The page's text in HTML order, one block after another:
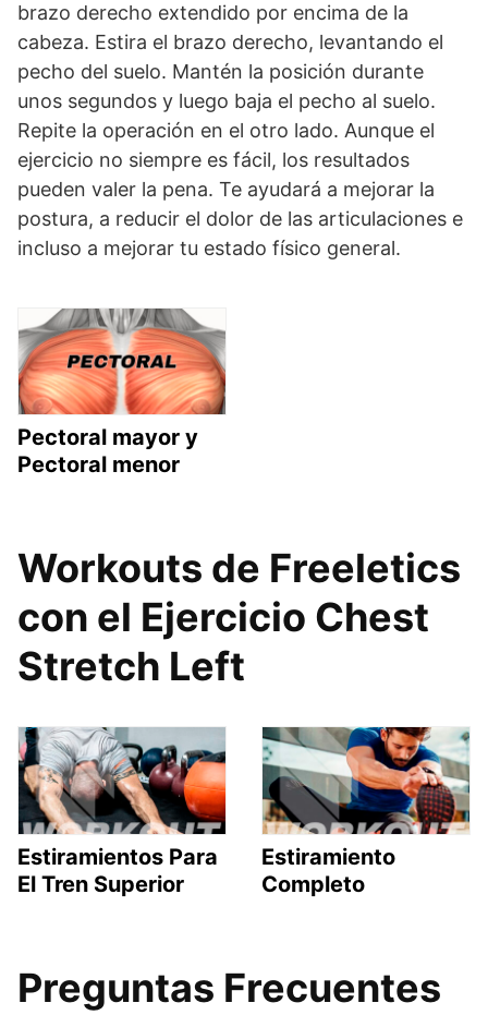
brazo derecho extendido por encima de la
cabeza. Estira el brazo derecho, levantando el
pecho del suelo. Mantén la posición durante
unos segundos y luego baja el pecho al suelo.
Repite la operación en el otro lado. Aunque el
ejercicio no siempre es fácil, los resultados
pueden valer la pena. Te ayudará a mejorar la
postura, a reducir el dolor de las articulaciones e
incluso a mejorar tu estado físico general.
Pectoral mayor y
Pectoral menor
Workouts de Freeletics
con el Ejercicio Chest
Stretch Left
Estiramientos Para
El Tren Superior
Estiramiento
Completo
Preguntas Frecuentes